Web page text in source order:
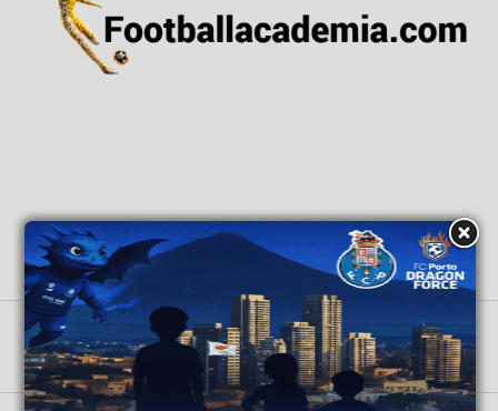
ΑΡΧΙΚΗ ΕΙΔΗΣΕΙΣ ΕΘΝΙΚΕΣ ΟΜΑΔΕΣ
ΑΚΑΔΗΜΙΕΣ
GRASSROOTS
ΒΑΘΜΟΛΟΓΙΕΣ